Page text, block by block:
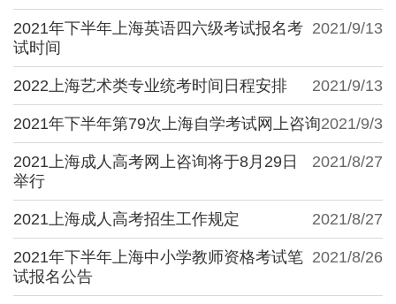
2021/9/13
2021年下半年上海英语四六级考试报名考
试时间
2021/9/13
2022上海艺术类专业统考时间日程安排
2021/9/3
2021年下半年第79次上海自学考试网上咨询
2021/8/27
2021上海成人高考网上咨询将于8月29日
举行
2021/8/27
2021上海成人高考招生工作规定
2021/8/26
2021年下半年上海中小学教师资格考试笔
试报名公告